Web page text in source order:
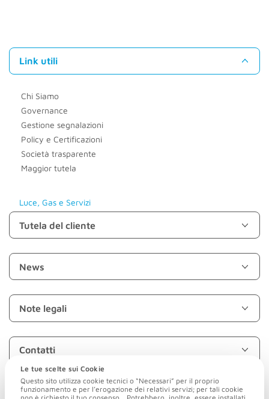
Le tue scelte sui Cookie
Questo sito utilizza cookie tecnici o “Necessari” per il proprio
funzionamento e per l’erogazione dei relativi servizi; per tali cookie
Link utili
Chi Siamo
Governance
Gestione segnalazioni
Policy e Certificazioni
Società trasparente
Maggior tutela
Luce, Gas e Servizi
Tutela del cliente
News
Note legali
Contatti
Acinque Energia S.r.l.
Sede legale: Via Giovanni Amendola, 4 - 23900 Lecco (LC)